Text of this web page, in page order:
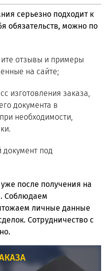
серьезно подходит к
обязательств, можно по
отзывы и примеры
на сайте;
изготовления заказа,
документа в
необходимости,
документ под
после получения на
Соблюдаем
личные данные
Сотрудничество с